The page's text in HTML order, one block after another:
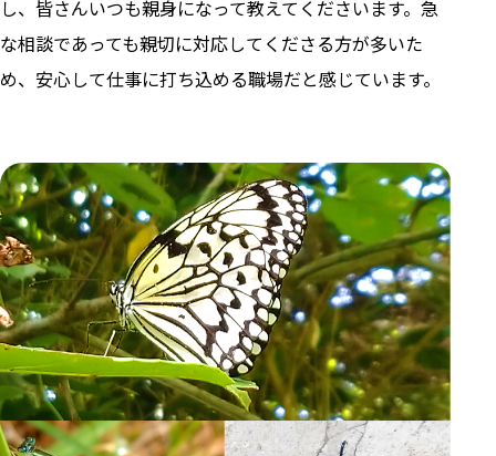
し、皆さんいつも親身になって教えてくださいます。急
な相談であっても親切に対応してくださる方が多いた
め、安心して仕事に打ち込める職場だと感じています。